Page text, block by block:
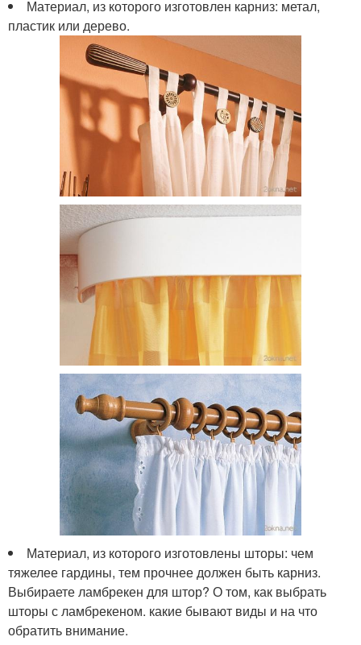
Материал, из которого изготовлен карниз: метал,
пластик или дерево.
Материал, из которого изготовлены шторы: чем
тяжелее гардины, тем прочнее должен быть карниз.
Выбираете ламбрекен для штор? О том, как выбрать
шторы с ламбрекеном. какие бывают виды и на что
обратить внимание.